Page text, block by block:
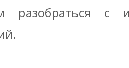
разобраться с